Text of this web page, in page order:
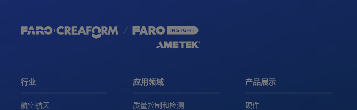
行业
航空航天
应用领域
质量控制和检测
产品展示
硬件